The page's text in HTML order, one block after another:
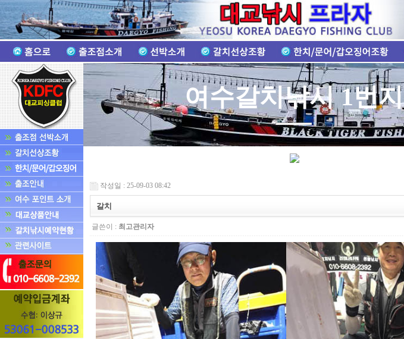
여수갈치낚시 1번지
작성일 : 25-09-03 08:42
갈치
글쓴이 : 최고관리자